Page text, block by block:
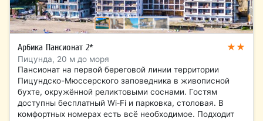
Арбика Пансионат 2* ★★
Пицунда, 20 м до моря
Пансионат на первой береговой линии территории
Пицундско-Мюссерского заповедника в живописной
бухте, окружённой реликтовыми соснами. Гостям
доступны бесплатный Wi‑Fi и парковка, столовая. В
комфортных номерах есть всё необходимое. Подходит